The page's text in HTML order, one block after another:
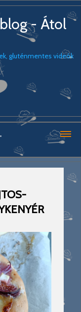
- Átol
gluténmentes videók